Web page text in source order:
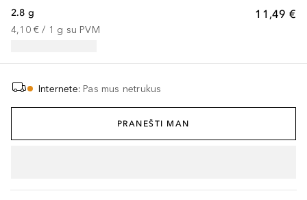
11,49 €
2.8 g
4,10 € / 1 g su PVM
Internete: Pas mus netrukus
PRANEŠTI MAN
Praleisti slankiklį